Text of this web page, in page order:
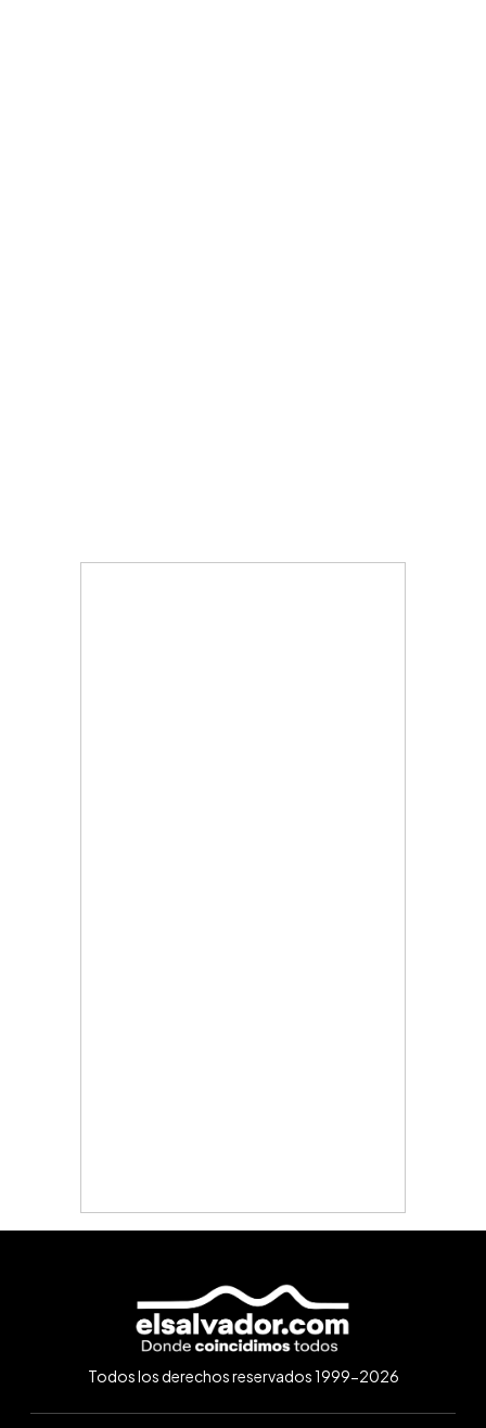
Todos los derechos reservados 1999-2026